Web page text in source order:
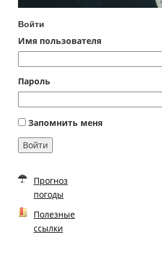
Войти
Имя пользователя
Пароль
Запомнить меня
Войти
Прогноз
погоды
Полезные
ссылки